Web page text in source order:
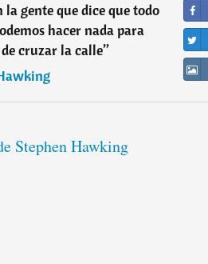
gente que dice que todo
hacer nada para
cruzar la calle”
Stephen Hawking